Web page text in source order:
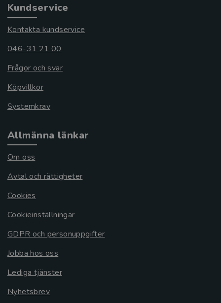
Kundservice
Kontakta kundservice
046-31 21 00
Frågor och svar
Köpvillkor
Systemkrav
Allmänna länkar
Om oss
Avtal och rättigheter
Cookies
Cookieinställningar
GDPR och personuppgifter
Jobba hos oss
Lediga tjänster
Nyhetsbrev